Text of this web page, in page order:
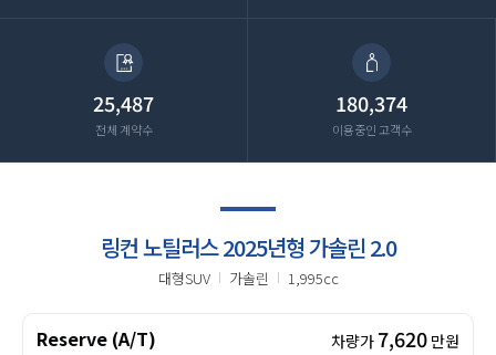
25,487
전체 계약수
180,374
이용중인 고객수
링컨 노틸러스 2025년형 가솔린 2.0
대형SUV 가솔린 1,995cc
Reserve (A/T) 차량가 7,620 만원